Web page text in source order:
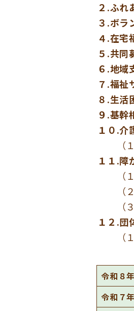
２.ふれ
３.ボラ
４.在
５.共同
６.地域
７.福祉
８.生活
９.基幹
１０.介
（１
１１.障
（１
（２
（３
１２.団
（１
令和８
令和７